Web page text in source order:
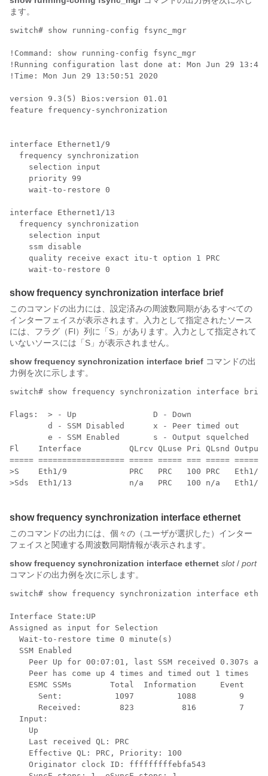
ます。
switch# show running-config fsync_mgr
!Command: show running-config fsync_mgr
!Running configuration last done at: Mon Jun 29
!Time: Mon Jun 29 13:50:51 2020
version 9.3(5) Bios:version 01.01
feature frequency-synchronization
interface Ethernet1/9
  frequency synchronization
    selection input
    priority 99
    wait-to-restore 0
interface Ethernet1/13
  frequency synchronization
    selection input
    ssm disable
    quality receive exact itu-t option 1 PRC
show frequency synchronization interface brief
このコマンドの出力には、設定済みの周波数同期があるすべての
インターフェイスが表示されます。入力として指定されたソース
には、フラグ（Fl）列に「S」があります。入力として指定されて
いないソースには「S」が表示されません。
show frequency synchronization interface brief コマンドの出
力例を次に示します。
switch# show frequency synchronization interface brief
Flags:  > - Up                D - Down              S -
d - SSM Disabled      x - Peer timed out    i
        e - SSM Enabled       s - Output squelched
Fl    Interface          QLrcv QLuse Pri QLsnd Output
===== ================== ===== ===== === =====
>S    Eth1/9             PRC   PRC   100 PRC   Eth1/13
>Sds  Eth1/13            n/a   PRC   100 n/a   Eth1/13
show frequency synchronization interface ethernet
このコマンドの出力には、個々の（ユーザが選択した）インター
フェイスと関連する周波数同期情報が表示されます。
show frequency synchronization interface ethernet slot/ port
コマンドの出力例を次に示します。
switch# show frequency synchronization interface
Interface State:UP
Assigned as input for Selection
  Wait-to-restore time 0 minute(s)
  SSM Enabled
    Peer Up for 00:07:01, last SSM received 0.307s ago
    Peer has come up 4 times and timed out 1 times
ESMC SSMs        Total  Information     Event
Sent:           1097         1088         9
Received:        823          816         7
  Input:
    Up
    Last received QL: PRC
    Effective QL: PRC, Priority: 100
    Originator clock ID: fffffffffebfa543